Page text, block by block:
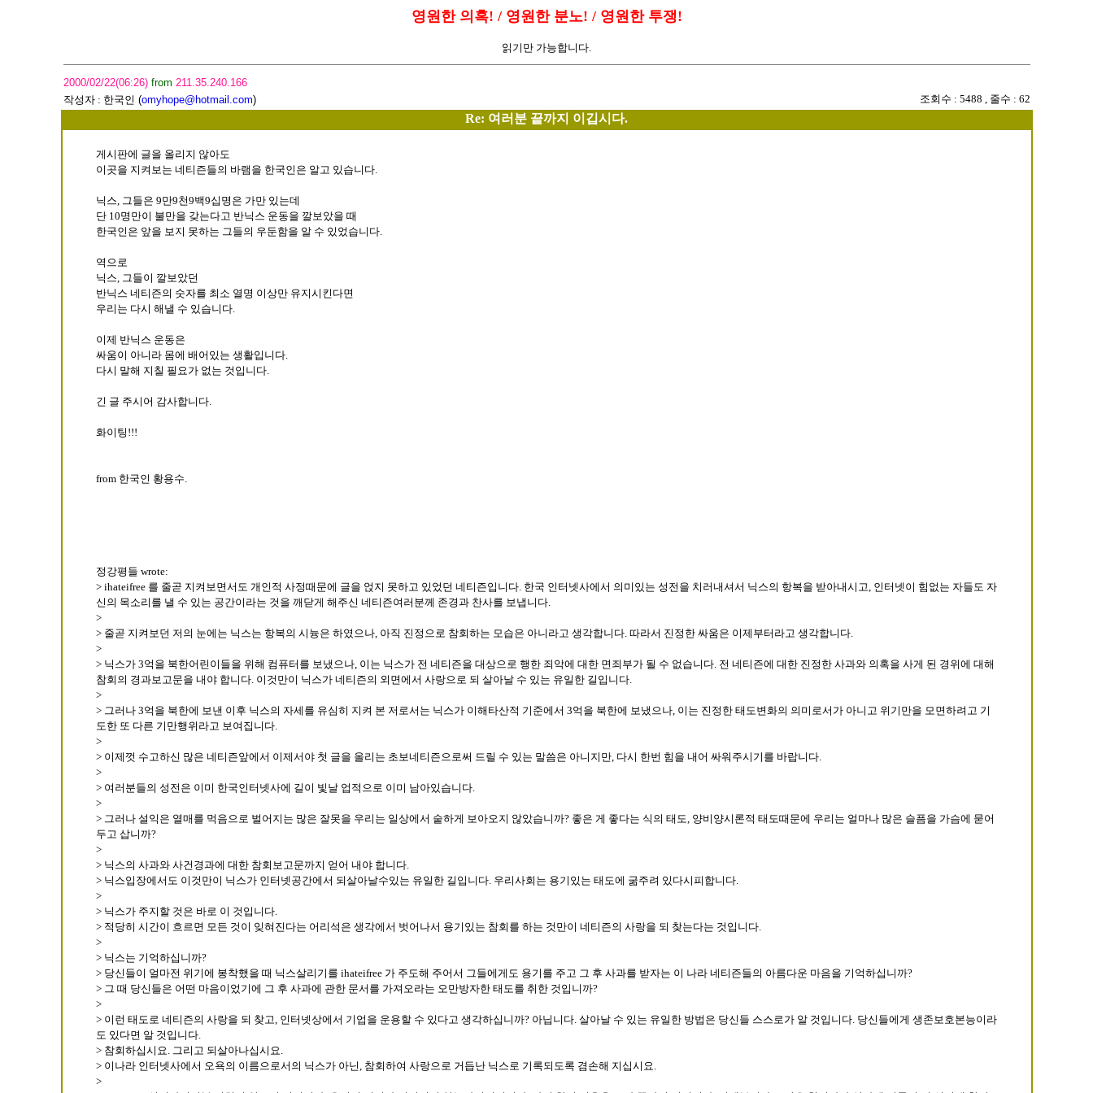
영원한 의혹! / 영원한 분노! / 영원한 투쟁!
읽기만 가능합니다.
2000/02/22(06:26)from 211.35.240.166
작성자 : 한국인 (omyhope@hotmail.com) 조회수 : 5488 , 줄수 : 62
Re: 여러분 끝까지 이깁시다.
게시판에 글을 올리지 않아도
이곳을 지켜보는 네티즌들의 바램을 한국인은 알고 있습니다.
닉스, 그들은 9만9천9백9십명은 가만 있는데
단 10명만이 불만을 갖는다고 반닉스 운동을 깔보았을 때
한국인은 앞을 보지 못하는 그들의 우둔함을 알 수 있었습니다.
역으로
닉스, 그들이 깔보았던
반닉스 네티즌의 숫자를 최소 열명 이상만 유지시킨다면
우리는 다시 해낼 수 있습니다.
이제 반닉스 운동은
싸움이 아니라 몸에 배어있는 생활입니다.
다시 말해 지칠 필요가 없는 것입니다.
긴 글 주시어 감사합니다.
화이팅!!!
from 한국인 황용수.
정강평들 wrote:
> ihateifree 를 줄곧 지켜보면서도 개인적 사정때문에 글을 얹지 못하고 있었던 네티즌입니다. 한국 인터넷사에서 의미있는 성전을 치러내셔서 닉스의 항복을 받아내시고, 인터넷이 힘없는 자들도 자
신의 목소리를 낼 수 있는 공간이라는 것을 깨닫게 해주신 네티즌여러분께 존경과 찬사를 보냅니다.
>
> 줄곧 지켜보던 저의 눈에는 닉스는 항복의 시늉은 하였으나, 아직 진정으로 참회하는 모습은 아니라고 생각합니다. 따라서 진정한 싸움은 이제부터라고 생각합니다.
>
> 닉스가 3억을 북한어린이들을 위해 컴퓨터를 보냈으나, 이는 닉스가 전 네티즌을 대상으로 행한 죄악에 대한 면죄부가 될 수 없습니다. 전 네티즌에 대한 진정한 사과와 의혹을 사게 된 경위에 대해
참회의 경과보고문을 내야 합니다. 이것만이 닉스가 네티즌의 외면에서 사랑으로 되 살아날 수 있는 유일한 길입니다.
>
> 그러나 3억을 북한에 보낸 이후 닉스의 자세를 유심히 지켜 본 저로서는 닉스가 이해타산적 기준에서 3억을 북한에 보냈으나, 이는 진정한 태도변화의 의미로서가 아니고 위기만을 모면하려고 기
도한 또 다른 기만행위라고 보여집니다.
>
> 이제껏 수고하신 많은 네티즌앞에서 이제서야 첫 글을 올리는 초보네티즌으로써 드릴 수 있는 말씀은 아니지만, 다시 한번 힘을 내어 싸워주시기를 바랍니다.
>
> 여러분들의 성전은 이미 한국인터넷사에 길이 빛날 업적으로 이미 남아있습니다.
>
> 그러나 설익은 열매를 먹음으로 벌어지는 많은 잘못을 우리는 일상에서 숱하게 보아오지 않았습니까? 좋은 게 좋다는 식의 태도, 양비양시론적 태도때문에 우리는 얼마나 많은 슬픔을 가슴에 묻어
두고 삽니까?
>
> 닉스의 사과와 사건경과에 대한 참회보고문까지 얻어 내야 합니다.
> 닉스입장에서도 이것만이 닉스가 인터넷공간에서 되살아날수있는 유일한 길입니다. 우리사회는 용기있는 태도에 굶주려 있다시피합니다.
>
> 닉스가 주지할 것은 바로 이 것입니다.
> 적당히 시간이 흐르면 모든 것이 잊혀진다는 어리석은 생각에서 벗어나서 용기있는 참회를 하는 것만이 네티즌의 사랑을 되 찾는다는 것입니다.
>
> 닉스는 기억하십니까?
> 당신들이 얼마전 위기에 봉착했을 때 닉스살리기를 ihateifree 가 주도해 주어서 그들에게도 용기를 주고 그 후 사과를 받자는 이 나라 네티즌들의 아름다운 마음을 기억하십니까?
> 그 때 당신들은 어떤 마음이었기에 그 후 사과에 관한 문서를 가져오라는 오만방자한 태도를 취한 것입니까?
>
> 이런 태도로 네티즌의 사랑을 되 찾고, 인터넷상에서 기업을 운용할 수 있다고 생각하십니까? 아닙니다. 살아날 수 있는 유일한 방법은 당신들 스스로가 알 것입니다. 당신들에게 생존보호본능이라
도 있다면 알 것입니다.
> 참회하십시요. 그리고 되살아나십시요.
> 이나라 인터넷사에서 오욕의 이름으로서의 닉스가 아닌, 참회하여 사랑으로 거듭난 닉스로 기록되도록 겸손해 지십시요.
>